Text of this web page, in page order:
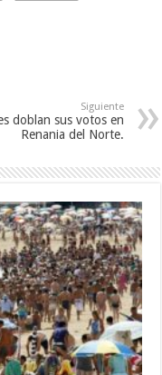
Siguiente
doblan sus votos en
Renania del Norte.